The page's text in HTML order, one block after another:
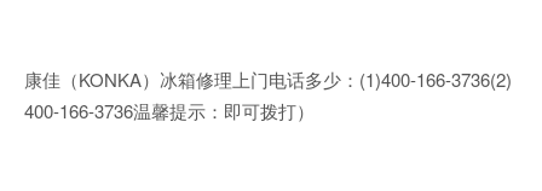
康佳（KONKA）冰箱修理上门电话多少：(1)400-166-3736(2)
400-166-3736温馨提示：即可拨打）